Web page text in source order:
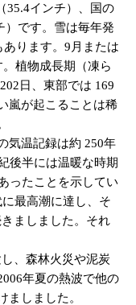
35.4インチ）、国の
）です。雪は毎年発
ります。9月または
植物成長期（凍ら
日、東部では 169
嵐が起こることは稀
気温記録は約 250年
後半には温暖な時期
ったことを示してい
最高潮に達し、そ
ましました。それ
、森林火災や泥炭
年夏の熱波で他の
ましました。